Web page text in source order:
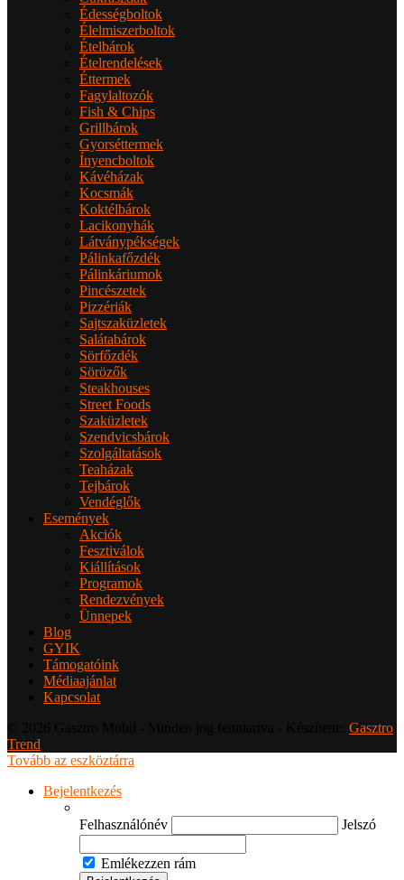
Édességboltok
Élelmiszerboltok
Ételbárok
Ételrendelések
Éttermek
Fagylaltozók
Fish & Chips
Grillbárok
Gyorséttermek
Ínyencboltok
Kávéházak
Kocsmák
Koktélbárok
Lacikonyhák
Látványpékségek
Pálinkafőzdék
Pálinkáriumok
Pincészetek
Pizzériák
Sajtszaküzletek
Salátabárok
Sörfőzdék
Sörözők
Steakhouses
Street Foods
Szaküzletek
Szendvicsbárok
Szolgáltatások
Teaházak
Tejbárok
Vendéglők
Események
Akciók
Fesztiválok
Kiállítások
Programok
Rendezvények
Ünnepek
Blog
GYIK
Támogatóink
Médiaajánlat
Kapcsolat
Gasztro
Trend
Tovább az eszköztárra
Bejelentkezés
Felhasználónév Jelszó
Emlékezzen rám